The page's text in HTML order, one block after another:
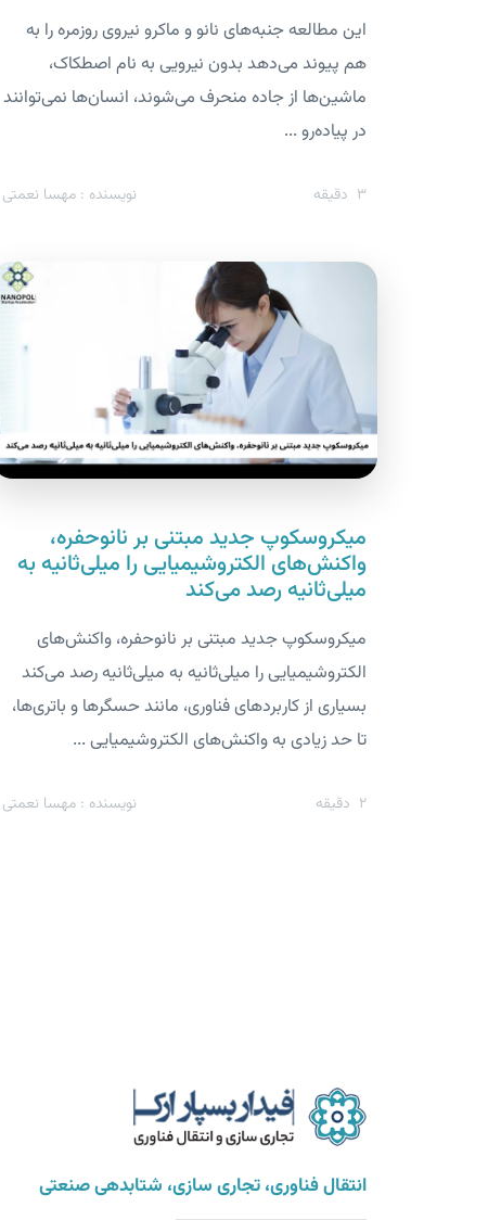
این مطالعه جنبه‌های نانو و ماکرو نیروی روزمره را به
هم پیوند می‌دهد بدون نیرویی به نام اصطکاک،
ماشین‌ها از جاده منحرف می‌شوند، انسان‌ها نمی‌توانند
در پیاده‌رو ...
3 دقیقه نویسنده : مهسا نعمتی
میکروسکوپ جدید مبتنی بر نانوحفره،
واکنش‌های الکتروشیمیایی را میلی‌ثانیه به
میلی‌ثانیه رصد می‌کند
میکروسکوپ جدید مبتنی بر نانوحفره، واکنش‌های
الکتروشیمیایی را میلی‌ثانیه به میلی‌ثانیه رصد می‌کند
بسیاری از کاربردهای فناوری، مانند حسگرها و باتری‌ها،
تا حد زیادی به واکنش‌های الکتروشیمیایی ...
2 دقیقه نویسنده : مهسا نعمتی
انتقال فناوری، تجاری سازی، شتابدهی صنعتی